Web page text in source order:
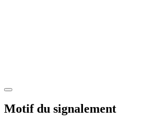
Motif du signalement